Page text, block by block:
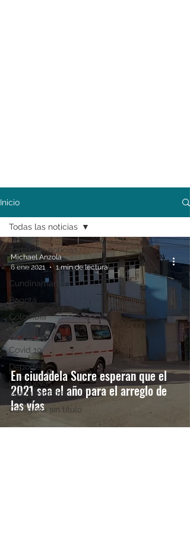
Inicio
Todas las noticias
Soacha
Cundinamarca
Bogotá
Colombia
Opinión
Covid 19
Deportes
Las nuevas
soachunidades
Categoría sin título
Todas las noticias
En ciudadela Sucre esperan que el
2021 sea el año para el arreglo de
las vías
Michael Anzola
6 ene 2021
1 min de lectura